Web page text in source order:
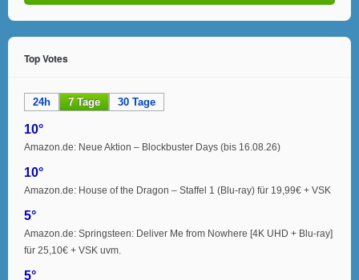
Top Votes
24h 7 Tage 30 Tage
10°
Amazon.de: Neue Aktion – Blockbuster Days (bis 16.08.26)
10°
Amazon.de: House of the Dragon – Staffel 1 (Blu-ray) für 19,99€ + VSK
5°
Amazon.de: Springsteen: Deliver Me from Nowhere [4K UHD + Blu-ray]
für 25,10€ + VSK uvm.
5°